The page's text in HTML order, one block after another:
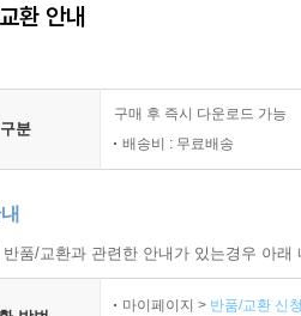
환 안내
분
구매 후 즉시 다운로드 가능
배송비 : 무료배송
품/교환과 관련한 안내가 있는경우 아
마이페이지 > 반품/교환 신